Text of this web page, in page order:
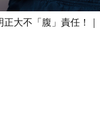
大不「腹」責任！｜